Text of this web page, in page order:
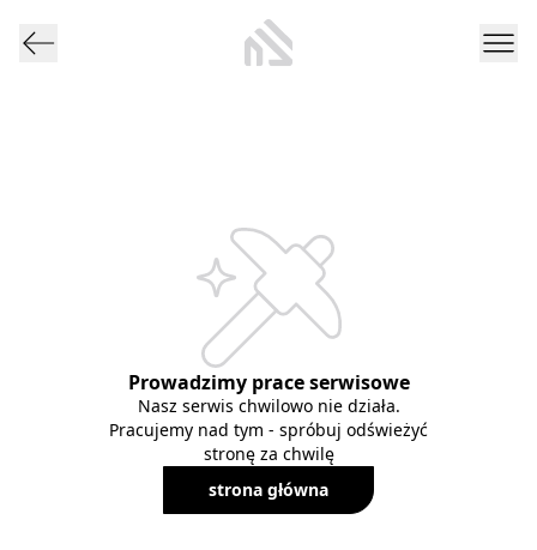
Prowadzimy prace serwisowe
Nasz serwis chwilowo nie działa.
Pracujemy nad tym - spróbuj odświeżyć
stronę za chwilę
strona główna